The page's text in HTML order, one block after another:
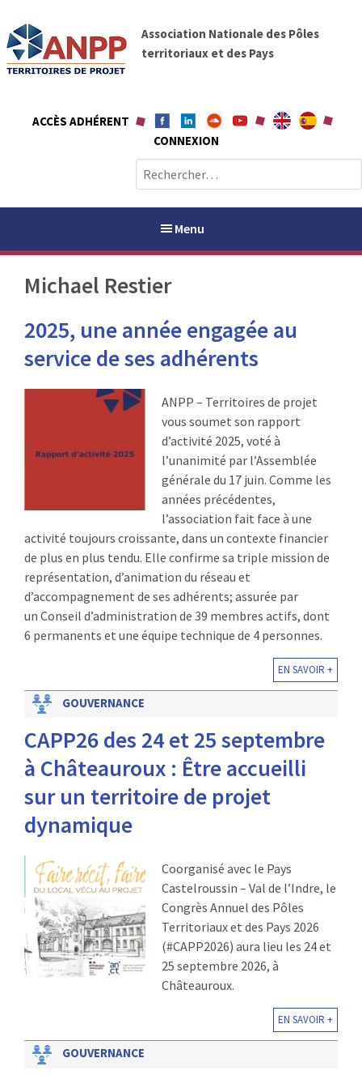
t
A
N
P
P
Association Nationale des Pôles
territoriaux et des Pays
ACCÈS ADHÉRENT
CONNEXION
e
c
c
e
r
Menu
ANPP
RENCONTRES
PUBLICATIONS
JURIDIQUE
EUROPE
EMPLOI
Michael Restier
2025, une année engagée au
service de ses adhérents
ANPP – Territoires de projet
vous soumet son rapport
d’activité 2025, voté à
l’unanimité par l’Assemblée
générale du 17 juin. Comme les
années précédentes,
l’association fait face à une
activité toujours croissante, dans un contexte financier
de plus en plus tendu. Elle confirme sa triple mission de
représentation, d’animation du réseau et
d’accompagnement de ses adhérents; assurée par
un Conseil d’administration de 39 membres actifs, dont
6 permanents et une équipe technique de 4 personnes.
EN SAVOIR +
GOUVERNANCE
CAPP26 des 24 et 25 septembre
à Châteauroux : Être accueilli
sur un territoire de projet
dynamique
Coorganisé avec le Pays
Castelroussin – Val de l’Indre, le
Congrès Annuel des Pôles
Territoriaux et des Pays 2026
(#CAPP2026) aura lieu les 24 et
25 septembre 2026, à
Châteauroux.
EN SAVOIR +
GOUVERNANCE